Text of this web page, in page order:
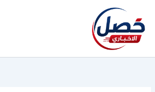
المحتوى